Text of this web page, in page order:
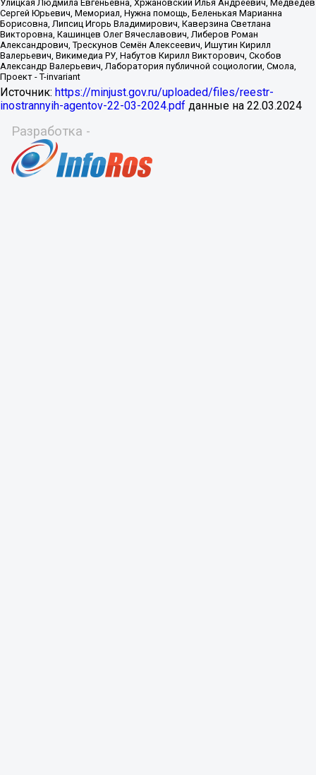
Источник: https://minjust.gov.ru/uploaded/files/reestr-
inostrannyih-agentov-22-03-2024.pdf данные на 22.03.2024
Разработка -